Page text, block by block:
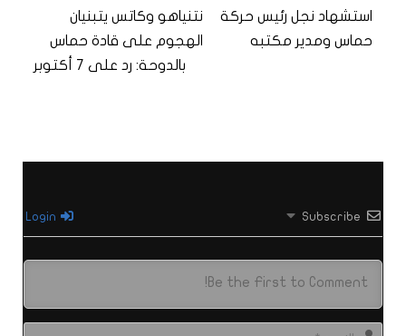
استشهاد نجل رئيس حركة
حماس ومدير مكتبه
نتنياهو وكاتس يتبنيان
الهجوم على قادة حماس
بالدوحة: رد على 7 أكتوبر
Subscribe